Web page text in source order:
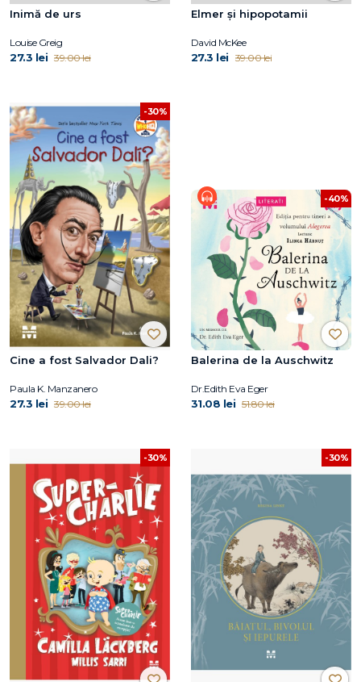
Inimă de urs
Louise Greig
27.3 lei 39.00 lei
Elmer și hipopotamii
David McKee
27.3 lei 39.00 lei
-30%
Cine a fost Salvador Dali?
Paula K. Manzanero
27.3 lei 39.00 lei
-40%
Balerina de la Auschwitz
Dr.Edith Eva Eger
31.08 lei 51.80 lei
-30% -30%